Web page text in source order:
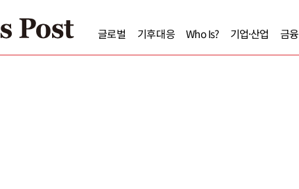
글로벌 기후대응 Who Is? 기업·산업 금융